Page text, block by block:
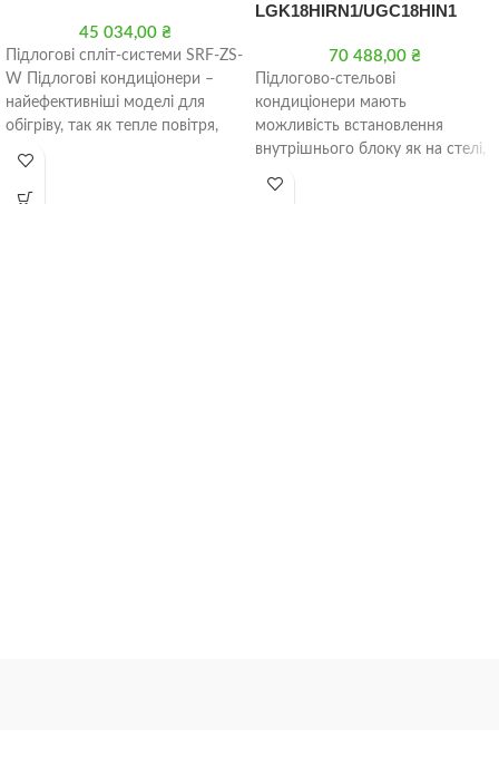
45 034,00 ₴
Підлогові спліт-системи SRF-ZS-
W Підлогові кондиціонери –
найефективніші моделі для
обігріву, так як тепле повітря,
LGK18HIRN1/UGC18HIN1
70 488,00 ₴
Підлогово-стельові
кондиціонери мають
можливість встановлення
внутрішнього блоку як на стелі,